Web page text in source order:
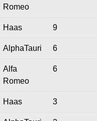
Romeo
Haas 9
AlphaTauri 6
Alfa
Romeo
6
Haas 3